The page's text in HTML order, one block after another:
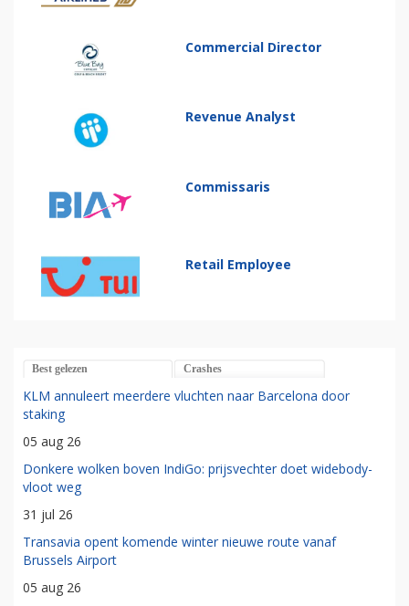
Commercial Director
Revenue Analyst
Commissaris
Retail Employee
Best gelezen Crashes
KLM annuleert meerdere vluchten naar Barcelona door
staking
05 aug 26
Donkere wolken boven IndiGo: prijsvechter doet widebody-
vloot weg
31 jul 26
Transavia opent komende winter nieuwe route vanaf
Brussels Airport
05 aug 26